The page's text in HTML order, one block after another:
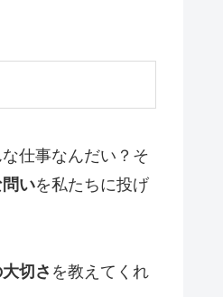
仕事なんだい？そ
いを私たちに投げ
切さ を教えてくれ